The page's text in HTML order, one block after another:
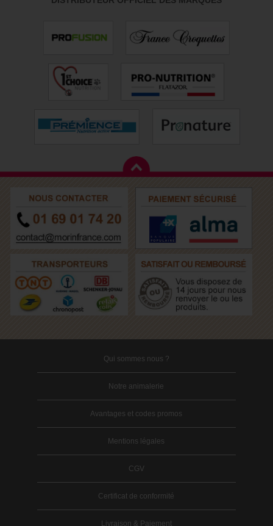
Qui sommes nous ?
Notre animalerie
Avantages et codes promos
Mentions légales
CGV
Certificat de conformité
Livraison & Paiement